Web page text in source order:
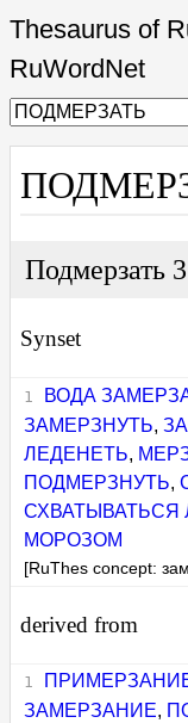
Thesaurus of
RuWordNet
Подмерзать 3
Synset
ВОДА
ЗАМЕРЗНУТЬ,
ЛЕДЕНЕТЬ,
ПОДМЕРЗНУТЬ,
СХВАТЫВАТЬСЯ
МОРОЗОМ
[RuThes concept:
derived from
ЗАМЕРЗАНИЕ,